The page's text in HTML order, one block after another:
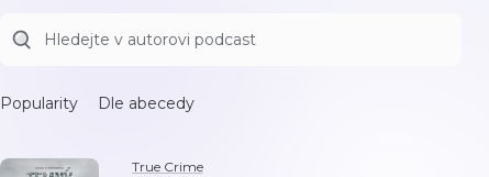
Popularity Dle abecedy
True Crime